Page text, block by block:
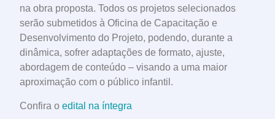
na obra proposta. Todos os projetos selecionados
serão submetidos à Oficina de Capacitação e
Desenvolvimento do Projeto, podendo, durante a
dinâmica, sofrer adaptações de formato, ajuste,
abordagem de conteúdo – visando a uma maior
aproximação com o público infantil.
Confira o edital na íntegra